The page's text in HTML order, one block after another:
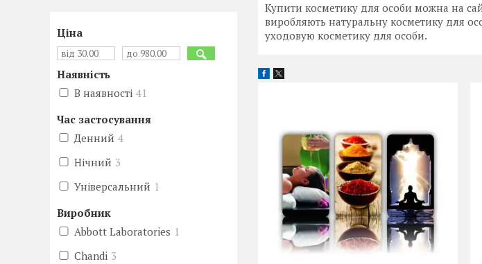
Купити косметику для особи можна на
виробляють натуральну косметику для
уходовую косметику для особи.
Ціна
Наявність
В наявності 41
Час застосування
Денний 4
Нічний 3
Універсальний 1
Виробник
Abbott Laboratories 1
Chandi 3